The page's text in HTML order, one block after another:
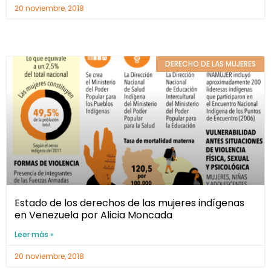
20 noviembre, 2018
DERECHO DE LAS MUJERES
Estado de los derechos de las mujeres indígenas
en Venezuela por Alicia Moncada
Leer más »
20 noviembre, 2018